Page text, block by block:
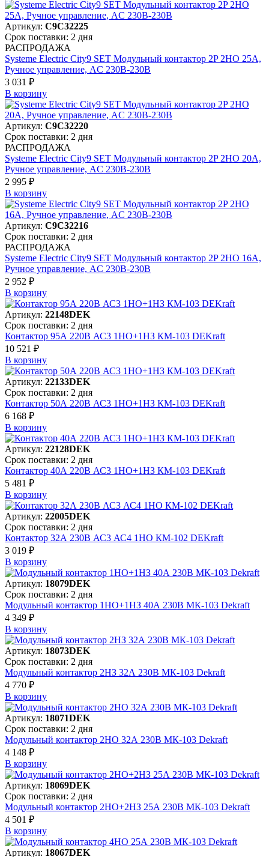
Артикул: C9C32225
Срок поставки: 2 дня
РАСПРОДАЖА
Systeme Electric City9 SET Модульный контактор 2P 2НО 25A,
Ручное управление, AC 230В-230В
3 031 ₽
В корзинy
Артикул: C9C32220
Срок поставки: 2 дня
РАСПРОДАЖА
Systeme Electric City9 SET Модульный контактор 2P 2НО 20A,
Ручное управление, AC 230В-230В
2 995 ₽
В корзинy
Артикул: C9C32216
Срок поставки: 2 дня
РАСПРОДАЖА
Systeme Electric City9 SET Модульный контактор 2P 2НО 16A,
Ручное управление, AC 230В-230В
2 952 ₽
В корзинy
Артикул: 22148DEK
Срок поставки: 2 дня
Контактор 95А 220В АС3 1НО+1НЗ КМ-103 DEKraft
10 521 ₽
В корзинy
Артикул: 22133DEK
Срок поставки: 2 дня
Контактор 50А 220В АС3 1НО+1НЗ КМ-103 DEKraft
6 168 ₽
В корзинy
Артикул: 22128DEK
Срок поставки: 2 дня
Контактор 40А 220В АС3 1НО+1НЗ КМ-103 DEKraft
5 481 ₽
В корзинy
Артикул: 22005DEK
Срок поставки: 2 дня
Контактор 32А 230В АС3 АС4 1НО КМ-102 DEKraft
3 019 ₽
В корзинy
Артикул: 18079DEK
Срок поставки: 2 дня
Модульный контактор 1НО+1НЗ 40А 230В МК-103 Dekraft
4 349 ₽
В корзинy
Артикул: 18073DEK
Срок поставки: 2 дня
Модульный контактор 2НЗ 32А 230В МК-103 Dekraft
4 770 ₽
В корзинy
Артикул: 18071DEK
Срок поставки: 2 дня
Модульный контактор 2НО 32А 230В МК-103 Dekraft
4 148 ₽
В корзинy
Артикул: 18069DEK
Срок поставки: 2 дня
Модульный контактор 2НО+2НЗ 25А 230В МК-103 Dekraft
4 501 ₽
В корзинy
Артикул: 18067DEK